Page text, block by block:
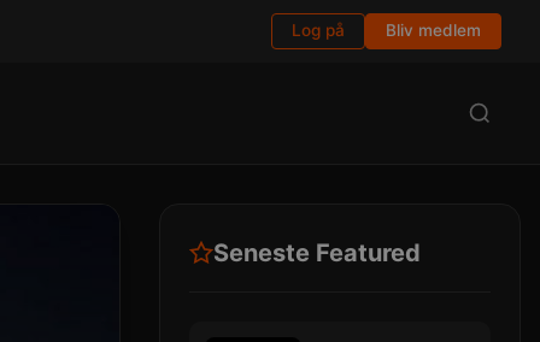
Log på Bliv medlem
Seneste Featured